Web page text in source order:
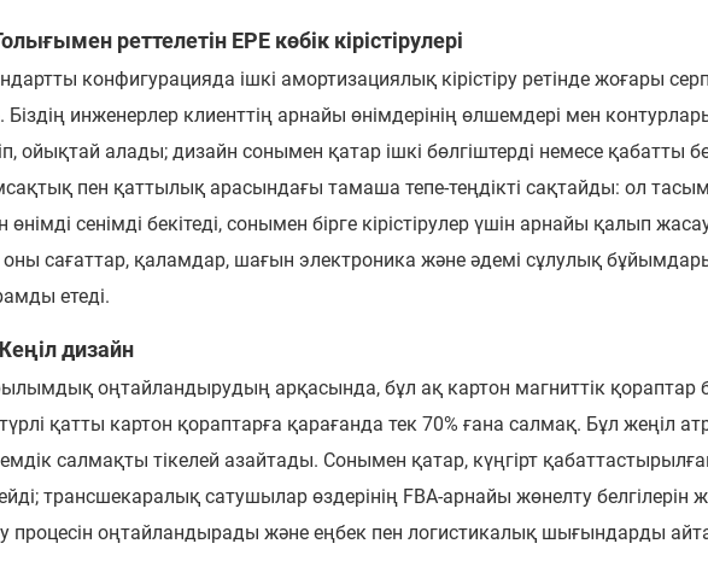
реттелетін EPE көбік кірістірулері
конфигурацияда ішкі амортизациялық кірістіру ретінде жоғары
Біздің инженерлер клиенттің арнайы өнімдерінің өлшемдері мен
ойықтай алады; дизайн сонымен қатар ішкі бөлгіштерді немесе қабатты
пен қаттылық арасындағы тамаша тепе-теңдікті сақтайды: ол
өнімді сенімді бекітеді, сонымен бірге кірістірулер үшін арнайы қалып
оны сағаттар, қаламдар, шағын электроника және әдемі сұлулық
етеді.
дизайн
оңтайландырудың арқасында, бұл ақ картон магниттік қораптар
қатты картон қораптарға қарағанда тек 70% ғана салмақ. Бұл жеңіл
салмақты тікелей азайтады. Сонымен қатар, күңгірт
трансшекаралық сатушылар өздерінің FBA-арнайы жөнелту
процесін оңтайландырады және еңбек пен логистикалық шығындарды